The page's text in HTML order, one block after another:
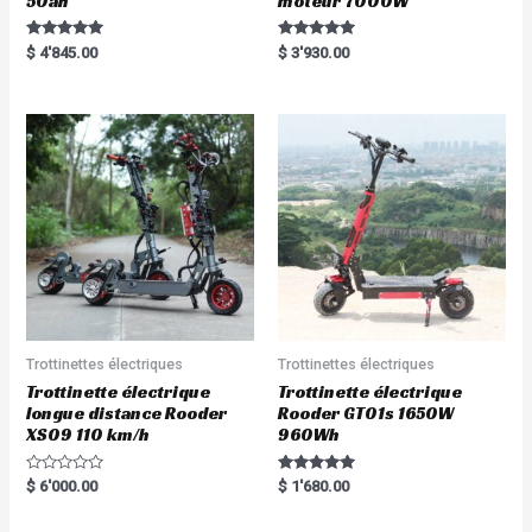
Rated
5.00
$ 4'845.00
Rated
5.00
$ 3'930.00
Trottinettes électriques
Trottinette électrique
longue distance Rooder
XS09 110 km/h
R
a
$ 6'000.00
Trottinettes électriques
Trottinette électrique
Rooder GT01s 1650W
960Wh
Rated
5.00
$ 1'680.00